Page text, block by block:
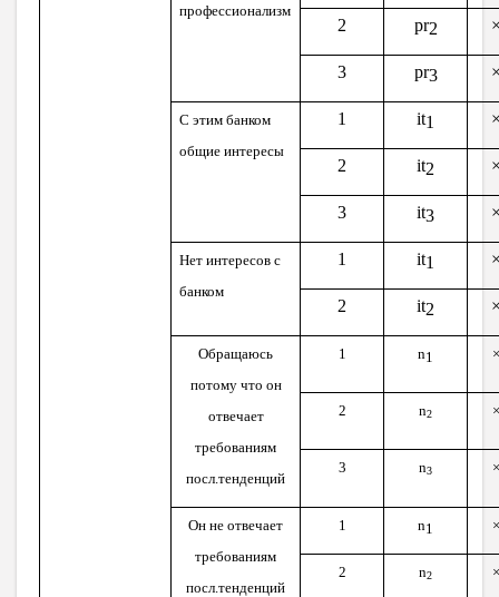
профессионализм
2 pr2
3 pr3
С этим банком
общие интересы
1 it1
2 it2
3 it3
Нет интересов с
банком
1 it1
2 it2
Обращаюсь
потому что он
отвечает
требованиям
посл.тенденций
1 n1
2 n2
3 n3
Он не отвечает
требованиям
посл.тенденций
1 n1
2 n2